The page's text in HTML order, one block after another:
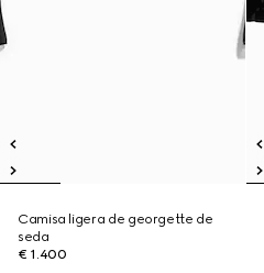
Camisa ligera de georgette de
seda
€ 1.400